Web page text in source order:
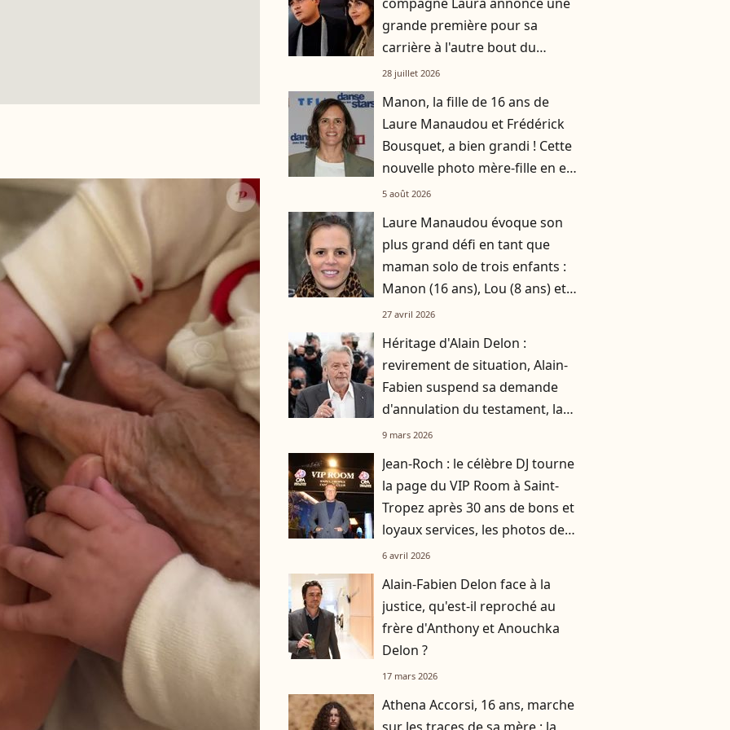
grande première pour sa
carrière à l'autre bout du
monde
28 juillet 2026
Manon, la fille de 16 ans de
Laure Manaudou et Frédérick
Bousquet, a bien grandi ! Cette
nouvelle photo mère-fille en est
la preuve
5 août 2026
Laure Manaudou évoque son
plus grand défi en tant que
maman solo de trois enfants :
Manon (16 ans), Lou (8 ans) et
Sacha (5 ans)
27 avril 2026
Héritage d'Alain Delon :
revirement de situation, Alain-
Fabien suspend sa demande
d'annulation du testament, la
raison rendue publique
9 mars 2026
Jean-Roch : le célèbre DJ tourne
la page du VIP Room à Saint-
Tropez après 30 ans de bons et
loyaux services, les photos de
sa soirée de fermeture
6 avril 2026
Alain-Fabien Delon face à la
justice, qu'est-il reproché au
frère d'Anthony et Anouchka
Delon ?
17 mars 2026
Athena Accorsi, 16 ans, marche